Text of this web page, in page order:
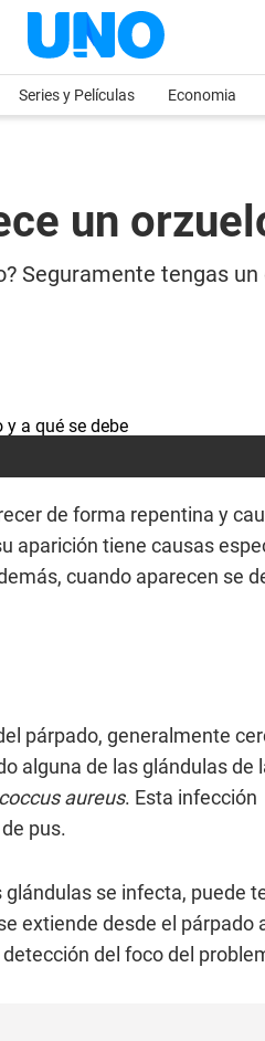
Series y Películas Economia
un
Seguramente tengas
de forma repentina y
aparición tiene causas
cuando aparecen se
párpado, generalmente
alguna de las glándulas de
aureus. Esta infección
pus.
glándulas se infecta, puede
extiende desde el párpado
del foco del